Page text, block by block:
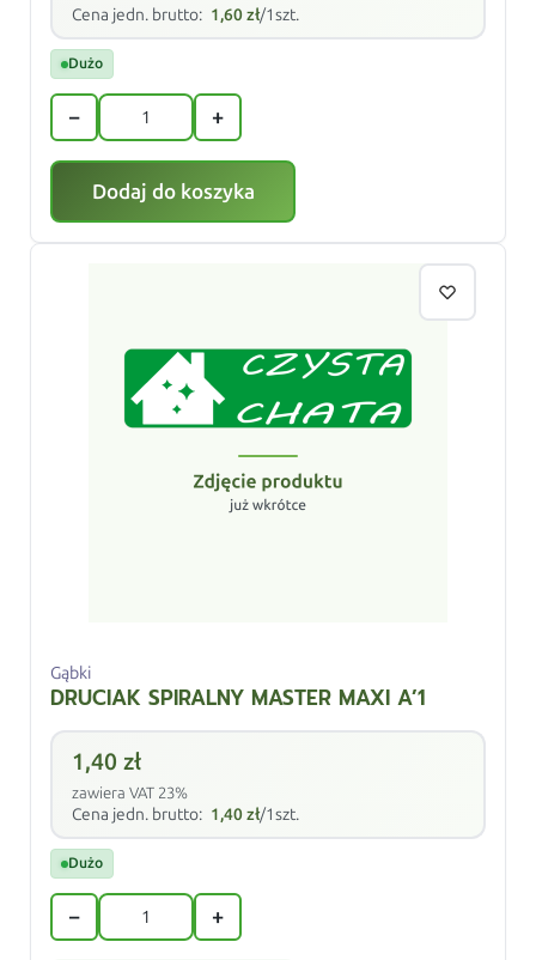
Cena jedn. brutto: 1,60zł/1szt.
Dużo
− +
Dodaj do koszyka
Gąbki
DRUCIAK SPIRALNY MASTER MAXI A’1
1,40zł
zawiera VAT 23%
Cena jedn. brutto: 1,40zł/1szt.
Dużo
− +